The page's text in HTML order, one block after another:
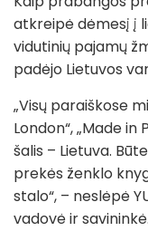
atkreipė dėmesį į
vidutinių pajamų
padėjo Lietuvos
„Visų paraiškose
London“, „Made in
šalis – Lietuva.
prekės ženklo
stalo“, – neslėpė
vadovė ir savininkė.